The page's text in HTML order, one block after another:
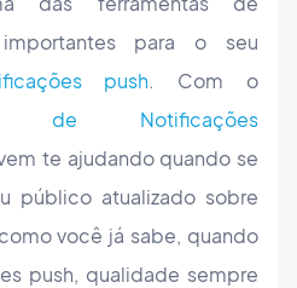
para o seu
push. Com o
On de Notificações
te ajudando quando se
público atualizado sobre
você já sabe, quando
push, qualidade sempre